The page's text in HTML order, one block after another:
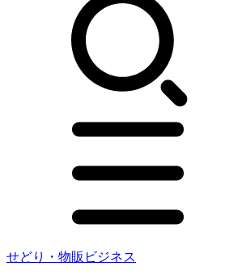
せどり・物販ビジネス